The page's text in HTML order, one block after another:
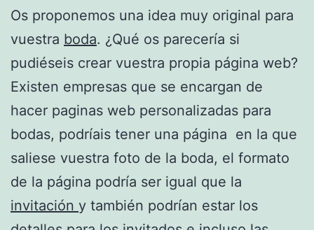
Os proponemos una idea muy original para
vuestra boda. ¿Qué os parecería si
pudiéseis crear vuestra propia página web?
Existen empresas que se encargan de
hacer paginas web personalizadas para
bodas, podríais tener una página en la que
saliese vuestra foto de la boda, el formato
de la página podría ser igual que la
invitación y también podrían estar los